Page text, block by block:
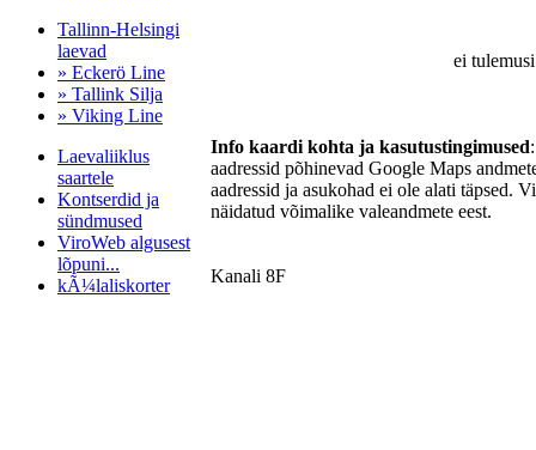
Tallinn-Helsingi
laevad
» Eckerö Line
» Tallink Silja
» Viking Line
Laevaliiklus
saartele
Kontserdid ja
sündmused
ViroWeb algusest
lõpuni...
kÃ¼laliskorter
ei
Info kaardi kohta ja kasutustingimused
aadressid põhinevad Google Maps
aadressid ja asukohad ei ole alati täpsed.
näidatud võimalike valeandmete eest.
Kanali 8F